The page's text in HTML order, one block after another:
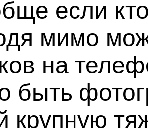
если
мимо
на
быть
крупную